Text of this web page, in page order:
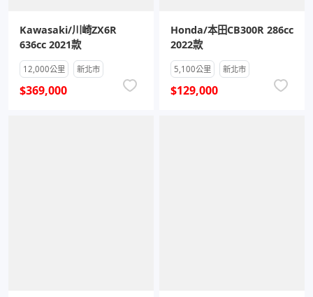
Kawasaki/川崎ZX6R
636cc 2021款
12,000公里 新北市
$369,000
Honda/本田CB300R 286cc
2022款
5,100公里 新北市
$129,000